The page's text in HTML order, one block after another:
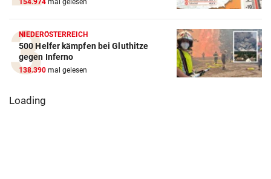
154.974 mal gelesen
NIEDERÖSTERREICH
500 Helfer kämpfen bei Gluthitze
gegen Inferno
138.390 mal gelesen
Loading